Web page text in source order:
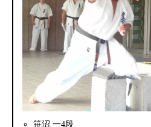
笹沼 一4段